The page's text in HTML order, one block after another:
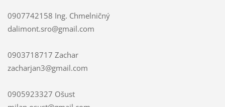
0907742158 Ing. Chmelničný
dalimont.sro@gmail.com
0903718717 Zachar
zacharjan3@gmail.com
0905923327 Ošust